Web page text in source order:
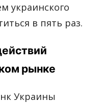
украинского
в пять раз.
рынке
Украины